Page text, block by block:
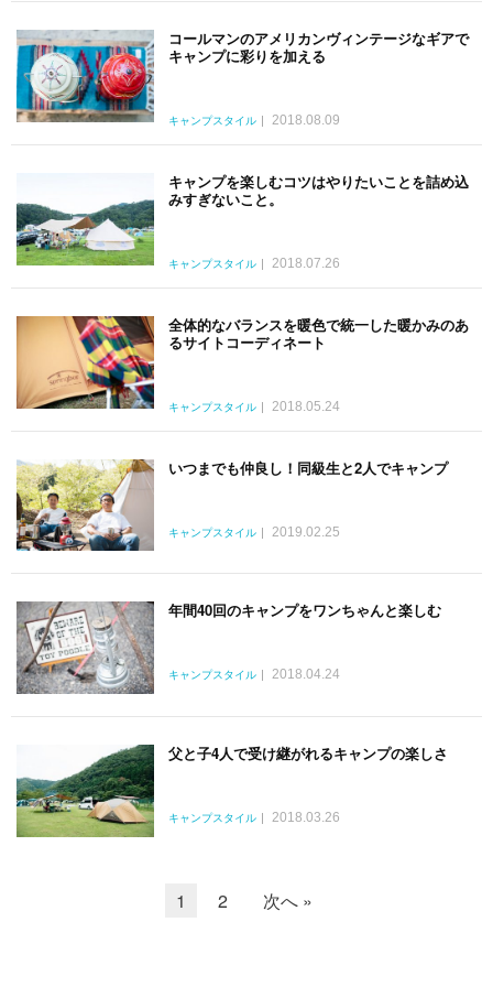
コールマンのアメリカンヴィンテージなギアで
キャンプに彩りを加える
キャンプスタイル 2018.08.09
キャンプを楽しむコツはやりたいことを詰め込
みすぎないこと。
キャンプスタイル 2018.07.26
全体的なバランスを暖色で統一した暖かみのあ
るサイトコーディネート
キャンプスタイル 2018.05.24
いつまでも仲良し！同級生と2人でキャンプ
キャンプスタイル 2019.02.25
年間40回のキャンプをワンちゃんと楽しむ
キャンプスタイル 2018.04.24
父と子4人で受け継がれるキャンプの楽しさ
キャンプスタイル 2018.03.26
1 2 次へ »